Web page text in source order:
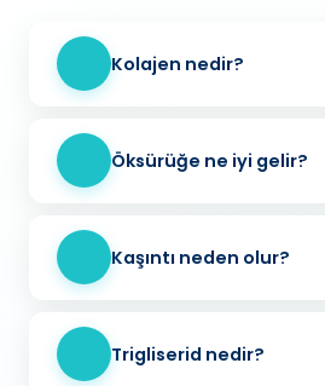
Kolajen nedir?
Öksürüğe ne iyi gelir?
Kaşıntı neden olur?
Trigliserid nedir?